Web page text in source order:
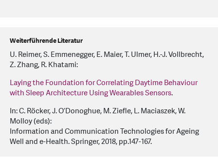
Weiterführende Literatur
U. Reimer, S. Emmenegger, E. Maier, T. Ulmer, H.-J. Vollbrecht,
Z. Zhang, R. Khatami:
Laying the Foundation for Correlating Daytime Behaviour
with Sleep Architecture Using Wearables Sensors.
In: C. Röcker, J. O’Donoghue, M. Ziefle, L. Maciaszek, W.
Molloy (eds):
Information and Communication Technologies for Ageing
Well and e-Health. Springer, 2018, pp.147-167.